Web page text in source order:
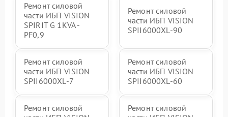
Ремонт силовой
части ИБП VISION
SPIRIT G 1KVA -
PF0,9
Ремонт силовой
части ИБП VISION
SPII6000XL-90
Ремонт силовой
части ИБП VISION
SPII6000XL-7
Ремонт силовой
части ИБП VISION
SPII6000XL-60
Ремонт силовой
Ремонт силовой